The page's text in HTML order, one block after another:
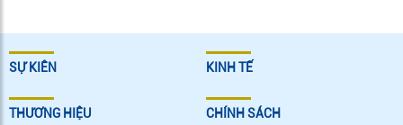
SỰ KIÊN KINH TẾ
THƯƠNG HIỆU CHÍNH SÁCH